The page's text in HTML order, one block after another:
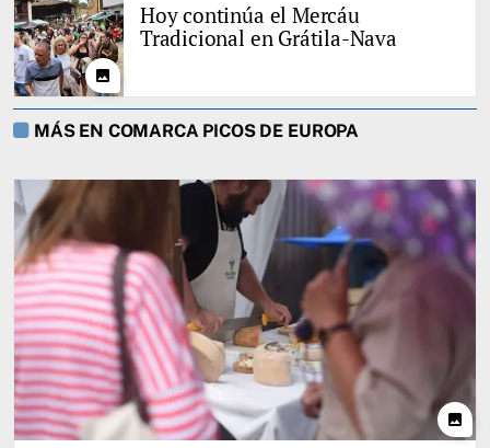
photo
Hoy continúa el Mercáu
Tradicional en Grátila-Nava
MÁS EN COMARCA PICOS DE EUROPA
photo